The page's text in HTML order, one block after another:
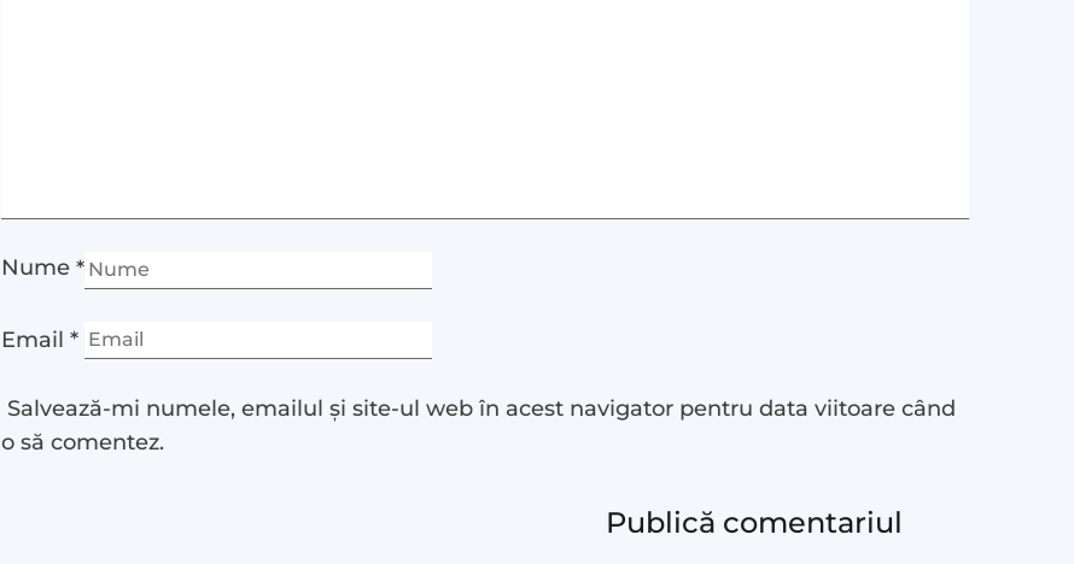
Nume *
Email *
Salvează-mi numele, emailul și site-ul web în acest navigator pentru data viitoare când
o să comentez.